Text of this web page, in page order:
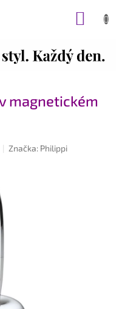
magnetickém
Značka: Philippi